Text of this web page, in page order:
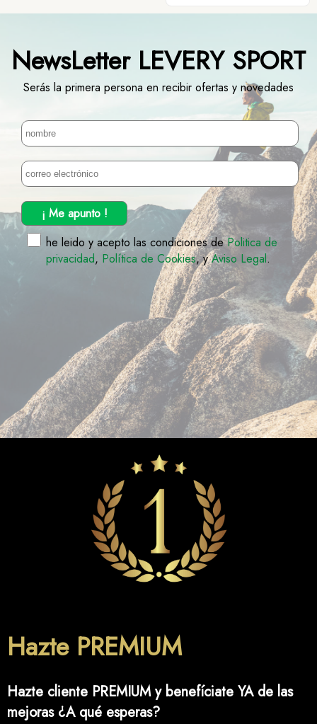
NewsLetter LEVERY SPORT
Serás la primera persona en recibir ofertas y novedades
¡ Me apunto !
he leido y acepto las condiciones dePolitica de
privacidad, Política de Cookies, yAviso Legal.
Hazte PREMIUM
Hazte cliente PREMIUM y benefíciate YA de las
mejoras ¿A qué esperas?